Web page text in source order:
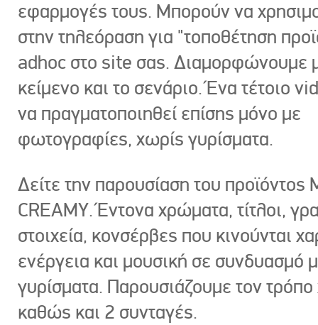
εφαρμογές τους. Μπορούν να
στην τηλεόραση για "τοποθέτηση
adhoc στο site σας. Διαμορφώνουμε
κείμενο και το σενάριο. Ένα τέτοιο
να πραγματοποιηθεί επίσης μόνο με
φωτογραφίες, χωρίς γυρίσματα.
Δείτε την παρουσίαση του προϊόντος
CREAMY. Έντονα χρώματα, τίτλοι,
στοιχεία, κονσέρβες που κινούνται
ενέργεια και μουσική σε συνδυασμό
γυρίσματα. Παρουσιάζουμε τον
καθώς και 2 συνταγές.